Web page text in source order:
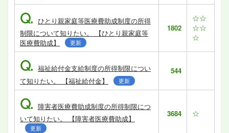
Q. ひとり親家庭等医療費助成制度の所得
制限について知りたい。 【ひとり親家庭等
医療費助成】
更新
1802
☆☆
☆☆
☆
Q. 福祉給付金支給制度の所得制限につい
て知りたい。 【福祉給付金】
更新
544
Q. 障害者医療費助成制度の所得制限につ
いて知りたい。 【障害者医療費助成】
更新
3684 ☆